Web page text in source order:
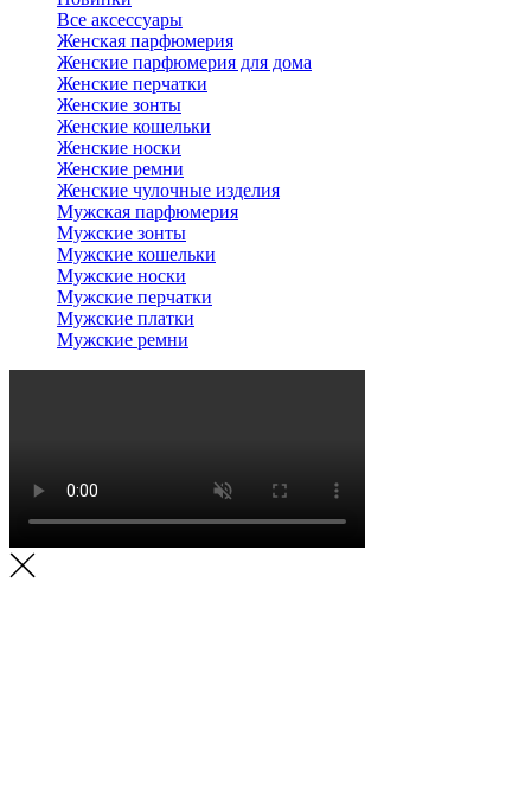
Все аксессуары
Женская парфюмерия
Женские парфюмерия для дома
Женские перчатки
Женские зонты
Женские кошельки
Женские носки
Женские ремни
Женские чулочные изделия
Мужская парфюмерия
Мужские зонты
Мужские кошельки
Мужские носки
Мужские перчатки
Мужские платки
Мужские ремни